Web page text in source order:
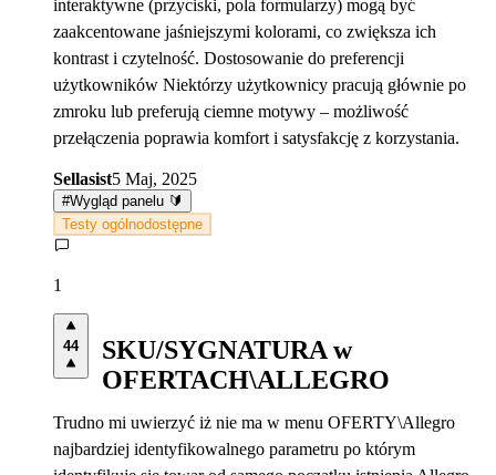
interaktywne (przyciski, pola formularzy) mogą być
zaakcentowane jaśniejszymi kolorami, co zwiększa ich
kontrast i czytelność. Dostosowanie do preferencji
użytkowników Niektórzy użytkownicy pracują głównie po
zmroku lub preferują ciemne motywy – możliwość
przełączenia poprawia komfort i satysfakcję z korzystania.
Sellasist5 Maj, 2025
#Wygląd panelu 🔰
Testy ogólnodostępne
1
44
SKU/SYGNATURA w
OFERTACH\ALLEGRO
Trudno mi uwierzyć iż nie ma w menu OFERTY\Allegro
najbardziej identyfikowalnego parametru po którym